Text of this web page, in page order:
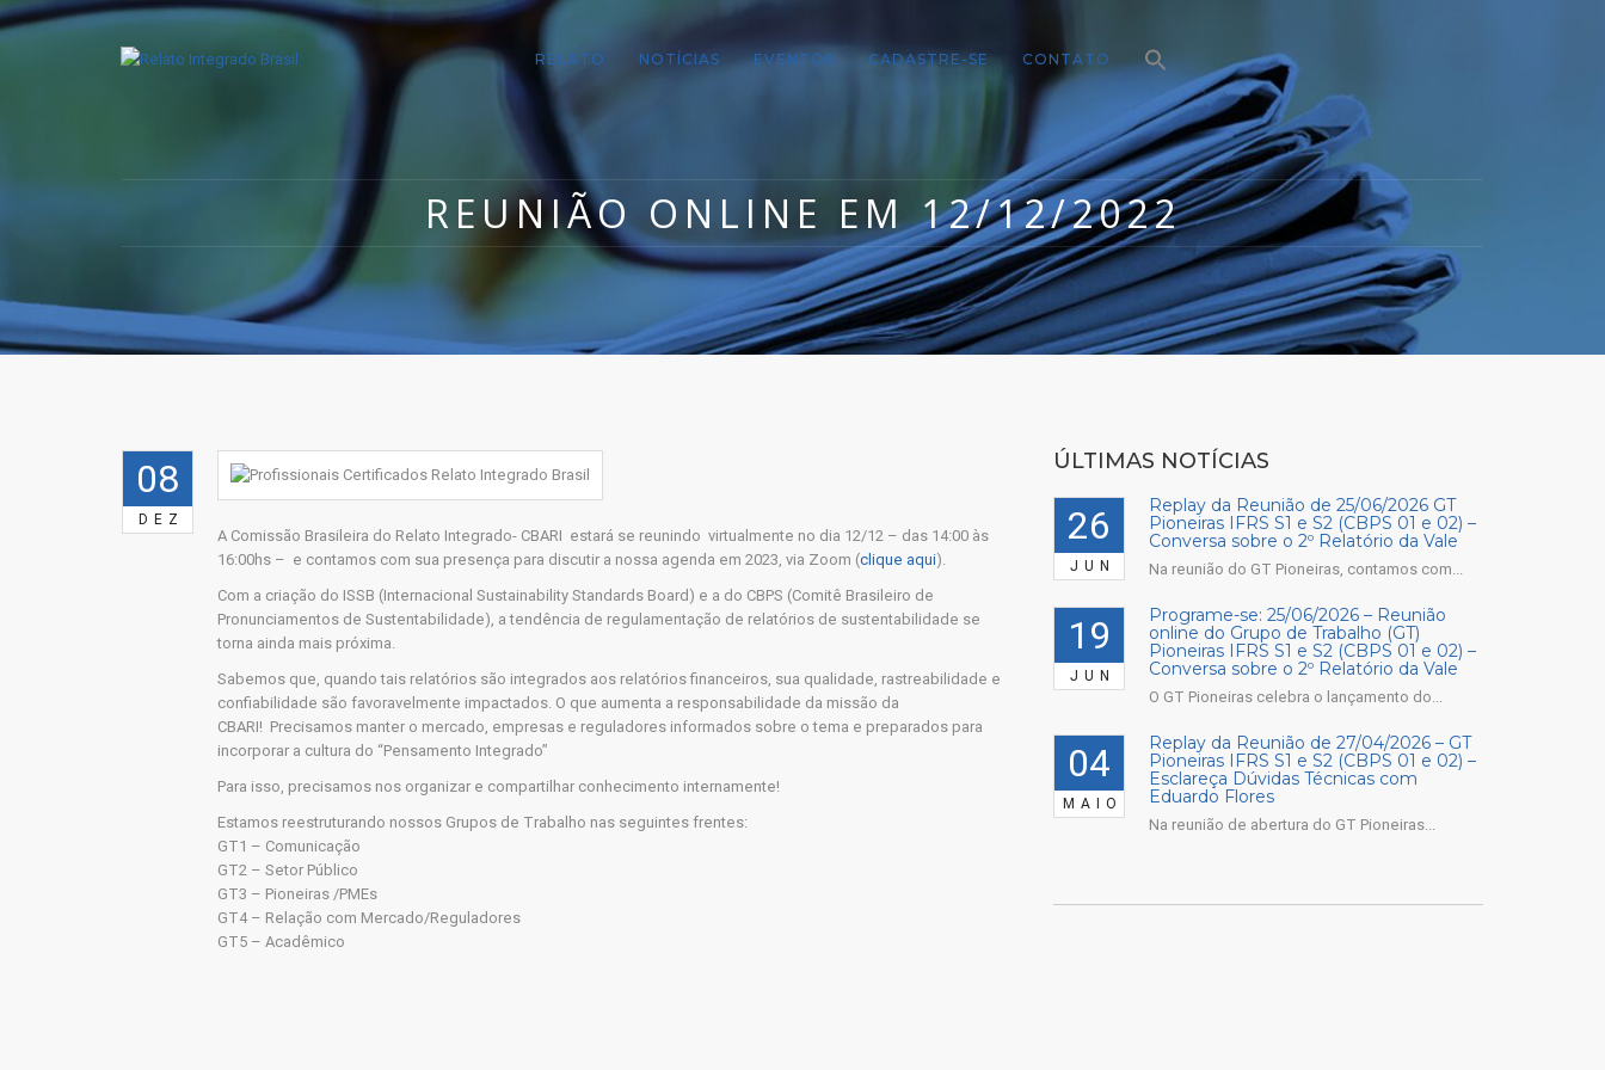
RELATO NOTÍCIAS EVENTOS CADASTRE-SE CONTATO
REUNIÃO ONLINE EM 12/12/2022
08
DEZ
A Comissão Brasileira do Relato Integrado- CBARI estará se reunindo virtualmente no dia 12/12 – das 14:00 às
16:00hs – e contamos com sua presença para discutir a nossa agenda em 2023, via Zoom (clique aqui).
Com a criação do ISSB (Internacional Sustainability Standards Board) e a do CBPS (Comitê Brasileiro de
Pronunciamentos de Sustentabilidade), a tendência de regulamentação de relatórios de sustentabilidade se
torna ainda mais próxima.
Sabemos que, quando tais relatórios são integrados aos relatórios financeiros, sua qualidade, rastreabilidade e
confiabilidade são favoravelmente impactados. O que aumenta a responsabilidade da missão da
CBARI! Precisamos manter o mercado, empresas e reguladores informados sobre o tema e preparados para
incorporar a cultura do “Pensamento Integrado”
Para isso, precisamos nos organizar e compartilhar conhecimento internamente!
Estamos reestruturando nossos Grupos de Trabalho nas seguintes frentes:
GT1 – Comunicação
GT2 – Setor Público
GT3 – Pioneiras /PMEs
GT4 – Relação com Mercado/Reguladores
GT5 – Acadêmico
ÚLTIMAS NOTÍCIAS
26
JUN
Replay da Reunião de 25/06/2026 GT
Pioneiras IFRS S1 e S2 (CBPS 01 e 02) –
Conversa sobre o 2º Relatório da Vale
Na reunião do GT Pioneiras, contamos com...
19
JUN
Programe-se: 25/06/2026 – Reunião
online do Grupo de Trabalho (GT)
Pioneiras IFRS S1 e S2 (CBPS 01 e 02) –
Conversa sobre o 2º Relatório da Vale
O GT Pioneiras celebra o lançamento do...
04
MAIO
Replay da Reunião de 27/04/2026 – GT
Pioneiras IFRS S1 e S2 (CBPS 01 e 02) –
Esclareça Dúvidas Técnicas com
Eduardo Flores
Na reunião de abertura do GT Pioneiras...